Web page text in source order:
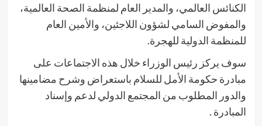
الكنائس العالمي، والمدير العام لمنظمة الصحة العالمية،
والمفوض السامي لشؤون اللاجئين، والأمين العام
للمنظمة الدولية للهجرة.
سوف يركز رئيس الوزراء خلال هذه الاجتماعات على
مبادرة حكومة الأمل للسلام باستعراض وشرح مضامينها
والدور المطلوب من المجتمع الدولي لدعم وإسناد
المبادرة .